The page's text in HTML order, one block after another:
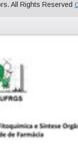
All Rights Reserved